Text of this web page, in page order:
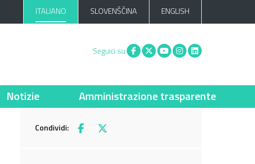
ITALIANO SLOVENŠČINA ENGLISH
Seguici su Facebook
X You tubeInstagram
Linkedin
Notizie Amministrazione trasparente
Condividi: Facebook
X